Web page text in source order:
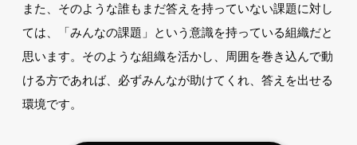
また、そのような誰もまだ答えを持っていない課題に対し
ては、「みんなの課題」という意識を持っている組織だと
思います。そのような組織を活かし、周囲を巻き込んで動
ける方であれば、必ずみんなが助けてくれ、答えを出せる
環境です。